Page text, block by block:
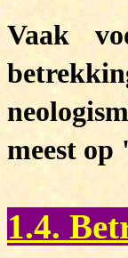
Vaak
meest
1.4.